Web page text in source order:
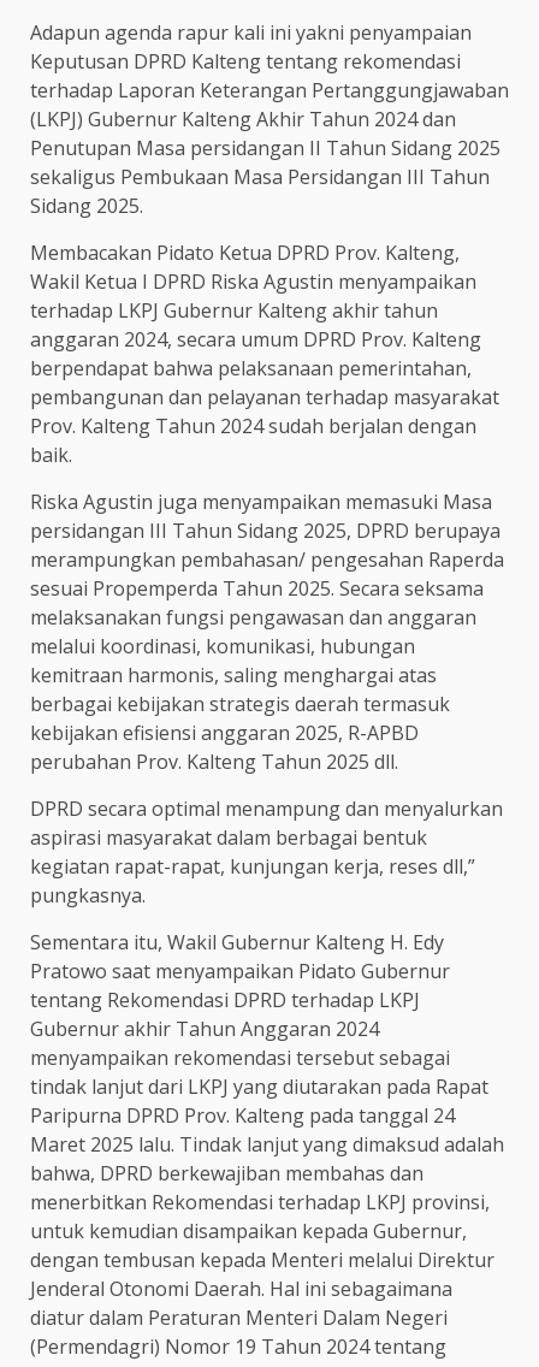
Adapun agenda rapur kali ini yakni penyampaian
Keputusan DPRD Kalteng tentang rekomendasi
terhadap Laporan Keterangan Pertanggungjawaban
(LKPJ) Gubernur Kalteng Akhir Tahun 2024 dan
Penutupan Masa persidangan II Tahun Sidang 2025
sekaligus Pembukaan Masa Persidangan III Tahun
Sidang 2025.
Membacakan Pidato Ketua DPRD Prov. Kalteng,
Wakil Ketua I DPRD Riska Agustin menyampaikan
terhadap LKPJ Gubernur Kalteng akhir tahun
anggaran 2024, secara umum DPRD Prov. Kalteng
berpendapat bahwa pelaksanaan pemerintahan,
pembangunan dan pelayanan terhadap masyarakat
Prov. Kalteng Tahun 2024 sudah berjalan dengan
baik.
Riska Agustin juga menyampaikan memasuki Masa
persidangan III Tahun Sidang 2025, DPRD berupaya
merampungkan pembahasan/ pengesahan Raperda
sesuai Propemperda Tahun 2025. Secara seksama
melaksanakan fungsi pengawasan dan anggaran
melalui koordinasi, komunikasi, hubungan
kemitraan harmonis, saling menghargai atas
berbagai kebijakan strategis daerah termasuk
kebijakan efisiensi anggaran 2025, R-APBD
perubahan Prov. Kalteng Tahun 2025 dll.
DPRD secara optimal menampung dan menyalurkan
aspirasi masyarakat dalam berbagai bentuk
kegiatan rapat-rapat, kunjungan kerja, reses dll,”
pungkasnya.
Sementara itu, Wakil Gubernur Kalteng H. Edy
Pratowo saat menyampaikan Pidato Gubernur
tentang Rekomendasi DPRD terhadap LKPJ
Gubernur akhir Tahun Anggaran 2024
menyampaikan rekomendasi tersebut sebagai
tindak lanjut dari LKPJ yang diutarakan pada Rapat
Paripurna DPRD Prov. Kalteng pada tanggal 24
Maret 2025 lalu. Tindak lanjut yang dimaksud adalah
bahwa, DPRD berkewajiban membahas dan
menerbitkan Rekomendasi terhadap LKPJ provinsi,
untuk kemudian disampaikan kepada Gubernur,
dengan tembusan kepada Menteri melalui Direktur
Jenderal Otonomi Daerah. Hal ini sebagaimana
diatur dalam Peraturan Menteri Dalam Negeri
(Permendagri) Nomor 19 Tahun 2024 tentang